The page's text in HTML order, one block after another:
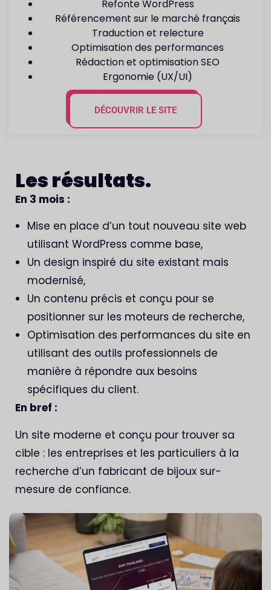
Refonte WordPress
Référencement sur le marché français
Traduction et relecture
Optimisation des performances
Rédaction et optimisation SEO
Ergonomie (UX/UI)
DÉCOUVRIR LE SITE
Lesrésultats.
En 3 mois :
Mise en place d’un tout nouveau site web
utilisant WordPress comme base,
Un design inspiré du site existant mais
modernisé,
Un contenu précis et conçu pour se
positionner sur les moteurs de recherche,
Optimisation des performances du site en
utilisant des outils professionnels de
manière à répondre aux besoins
spécifiques du client.
En bref :
Un site moderne et conçu pour trouver sa
cible : les entreprises et les particuliers à la
recherche d’un fabricant de bijoux sur-
mesure de confiance.